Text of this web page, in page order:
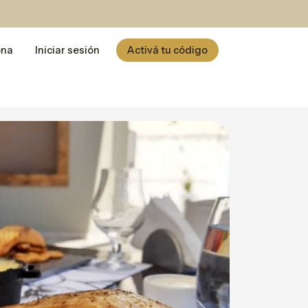
Iniciar sesión Activá tu código